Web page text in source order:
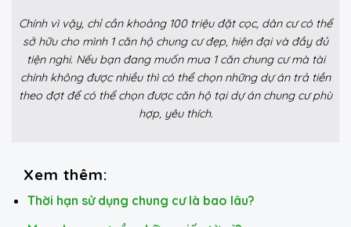
Chính vì vậy, chỉ cần khoảng 100 triệu đặt cọc, dân cư có thể
sở hữu cho mình 1 căn hộ chung cư đẹp, hiện đại và đầy đủ
tiện nghi. Nếu bạn đang muốn mua 1 căn chung cư mà tài
chính không được nhiều thì có thể chọn những dự án trả tiền
theo đợt để có thể chọn được căn hộ tại dự án chung cư phù
hợp, yêu thích.
Xem thêm:
Thời hạn sử dụng chung cư là bao lâu?